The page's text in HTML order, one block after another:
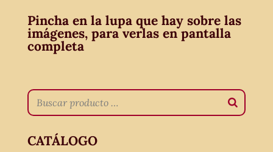
Pincha en la lupa que hay sobre las
imágenes, para verlas en pantalla
completa
CATÁLOGO